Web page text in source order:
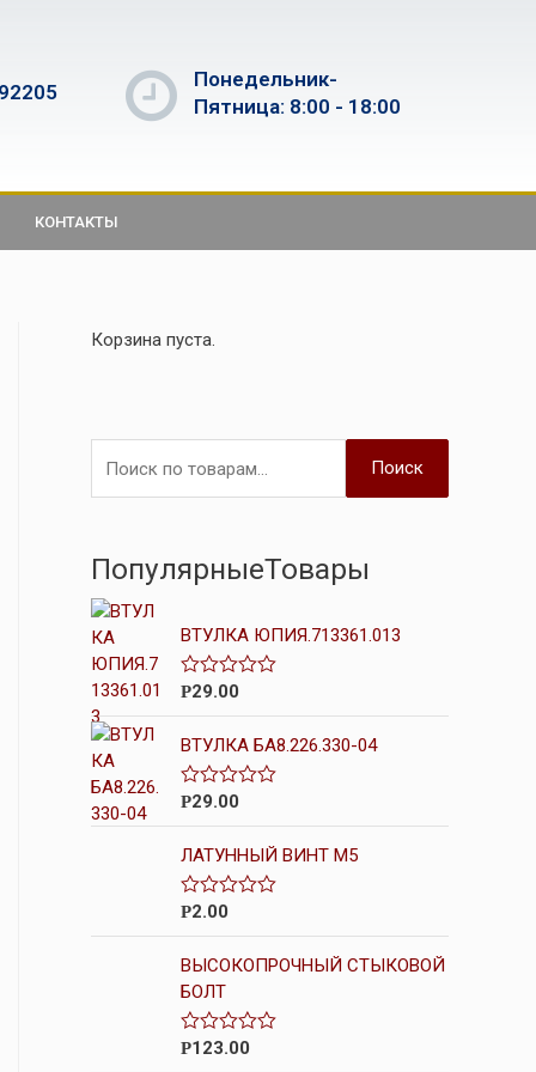
Понедельник-
Пятница: 8:00 - 18:00
КОНТАКТЫ
Корзина пуста.
Поиск
ПопулярныеТовары
ВТУЛКА ЮПИЯ.713361.013
О
н
а
0
5
Р29.00
ВТУЛКА БА8.226.330-04
О
н
а
0
5
Р29.00
ЛАТУННЫЙ ВИНТ М5
О
н
к
а
0
з
Р2.00
ВЫСОКОПРОЧНЫЙ СТЫКОВОЙ
БОЛТ
О
Р123.00